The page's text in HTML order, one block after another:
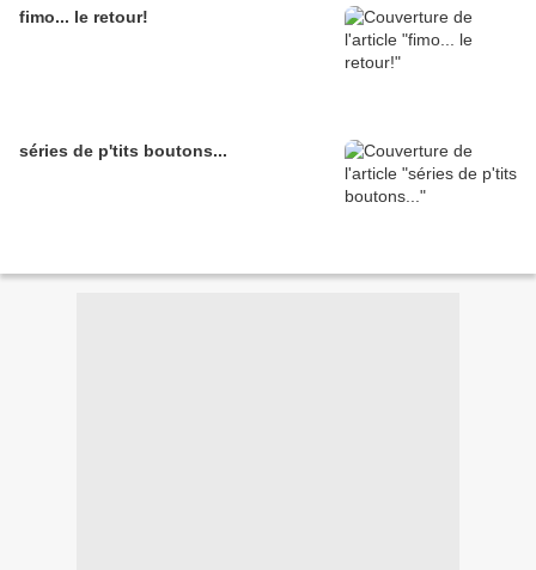
fimo... le retour!
séries de p'tits boutons...